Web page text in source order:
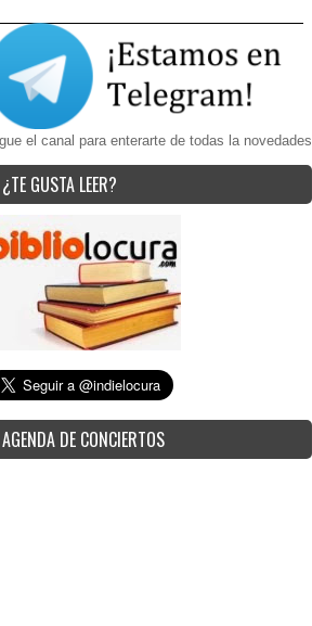
el canal para enterarte de todas la novedades
¿TE GUSTA LEER?
AGENDA DE CONCIERTOS